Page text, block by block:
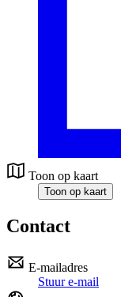
Toon op kaart
Toon op kaart
Contact
E-mailadres
Stuur e-mail